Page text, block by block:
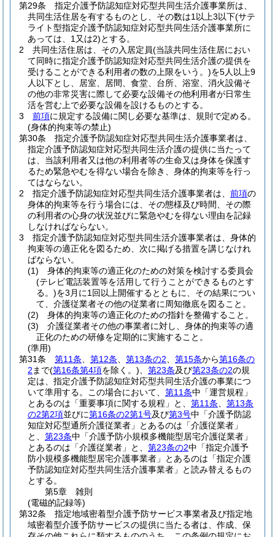
第29条
指定介護予防認知症対応型共同生活介護事業所は、
共同生活住居を有するものとし、その数は1以上3以下(サテ
ライト型指定介護予防認知症対応型共同生活介護事業所に
あっては、1又は2)とする。
2
共同生活住居は、その入居定員(当該共同生活住居におい
て同時に指定介護予防認知症対応型共同生活介護の提供を
受けることができる利用者の数の上限をいう。)を5人以上9
人以下とし、居室、居間、食堂、台所、浴室、消火設備そ
の他の非常災害に際して必要な設備その他利用者が日常生
活を営む上で必要な設備を設けるものとする。
3
前項に規定する設備に関し必要な基準は、規則で定める。
(身体的拘束等の禁止)
第30条
指定介護予防認知症対応型共同生活介護事業者は、
指定介護予防認知症対応型共同生活介護の提供に当たって
は、当該利用者又は他の利用者等の生命又は身体を保護す
るため緊急やむを得ない場合を除き、身体的拘束等を行っ
てはならない。
2
指定介護予防認知症対応型共同生活介護事業者は、 前項の
身体的拘束等を行う場合には、その態様及び時間、その際
の利用者の心身の状況並びに緊急やむを得ない理由を記録
しなければならない。
3
指定介護予防認知症対応型共同生活介護事業者は、身体的
拘束等の適正化を図るため、次に掲げる措置を講じなけれ
ばならない。
(1)
身体的拘束等の適正化のための対策を検討する委員会
(テレビ電話装置等を活用して行うことができるものとす
る。)を3月に1回以上開催するとともに、その結果につい
て、介護従業者その他の従業者に周知徹底を図ること。
(2)
身体的拘束等の適正化のための指針を整備すること。
(3)
介護従業者その他の事業者に対し、身体的拘束等の適
正化のための研修を定期的に実施すること。
(準用)
第31条
第11条 第12条 第13条の2 第15条から第16条の
2 まで(第16条第4項を除く。) 第23条及び第23条の2の規
定は、指定介護予防認知症対応型共同生活介護の事業につ
いて準用する。
この場合において、 第11条中「運営規程」
とあるのは「重要事項に関する規程」と、 第11条
第13条
の2第2項並びに第16条の2第1号及び第3号中「介護予防認
知症対応型通所介護従業者」とあるのは「介護従業者」
と、 第23条中「介護予防小規模多機能型居宅介護従業者」
とあるのは「介護従業者」と、 第23条の2中「指定介護予
防小規模多機能型居宅介護事業者」とあるのは「指定介護
予防認知症対応型共同生活介護事業者」と読み替えるもの
とする。
第5章
雑則
(電磁的記録等)
第32条
指定地域密着型介護予防サービス事業者及び指定地
域密着型介護予防サービスの提供に当たる者は、作成、保